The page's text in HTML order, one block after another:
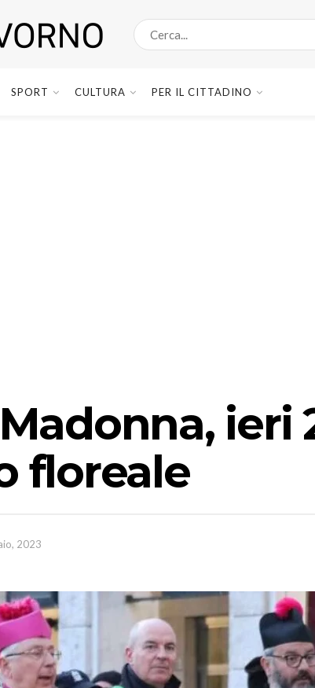
SPORT CULTURA PER IL CITTADINO
ieri
floreale
2023